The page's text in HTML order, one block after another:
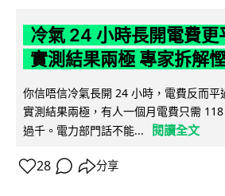
冷氣 24 小時長開電費更
實測結果兩極 專家拆解
你信唔信冷氣長開 24 小時，電費反而平
實測結果兩極，有人一個月電費只需
過千。電力部門話不能...
閱讀全文
28 分享